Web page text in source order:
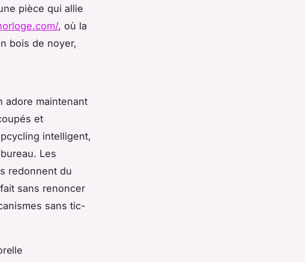
pièce qui allie
, où la
bois de noyer,
adore maintenant
et
intelligent,
Les
redonnent du
sans renoncer
sans tic-